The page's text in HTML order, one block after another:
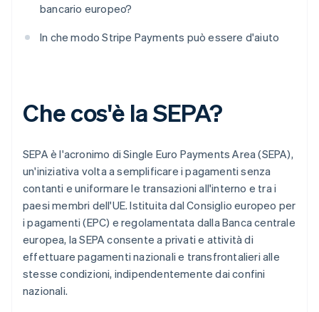
bancario europeo?
In che modo Stripe Payments può essere d'aiuto
Che cos'è la SEPA?
SEPA è l'acronimo di Single Euro Payments Area (SEPA),
un'iniziativa volta a semplificare i pagamenti senza
contanti e uniformare le transazioni all'interno e tra i
paesi membri dell'UE. Istituita dal Consiglio europeo per
i pagamenti (EPC) e regolamentata dalla Banca centrale
europea, la SEPA consente a privati e attività di
effettuare pagamenti nazionali e transfrontalieri alle
stesse condizioni, indipendentemente dai confini
nazionali.